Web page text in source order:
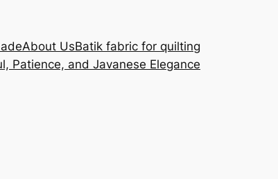
About UsBatik fabric for quilting
Patience, and Javanese Elegance